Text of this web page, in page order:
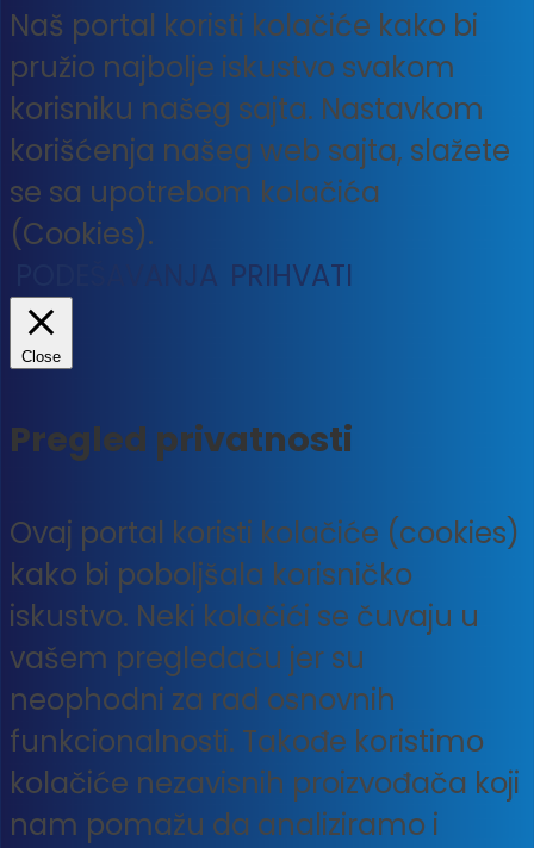
Naš portal koristi kolačiće kako bi
pružio najbolje iskustvo svakom
korisniku našeg sajta. Nastavkom
korišćenja našeg web sajta, slažete
se sa upotrebom kolačića
(Cookies).
PODEŠAVANJA PRIHVATI
Close
Pregled privatnosti
Ovaj portal koristi kolačiće (cookies)
kako bi poboljšala korisničko
iskustvo. Neki kolačići se čuvaju u
vašem pregledaču jer su
neophodni za rad osnovnih
funkcionalnosti. Takođe koristimo
kolačiće nezavisnih proizvođača koji
nam pomažu da analiziramo i